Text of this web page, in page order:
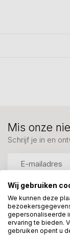
Meer
We helpen
ons 7 dagen per
Mis onze
Schrijf je in en
Wij gebruiken
We kunnen deze
gepersonaliseerde
ervaring te bieden.
gebruiken opent u